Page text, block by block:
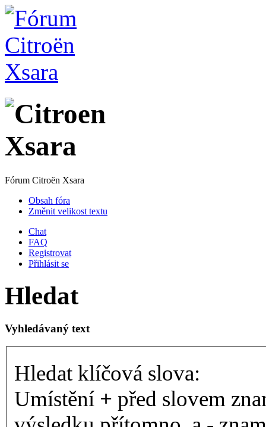
Fórum Citroën Xsara
Obsah fóra
Změnit velikost textu
Chat
FAQ
Registrovat
Přihlásit se
Hledat
Vyhledávaný text
Hledat klíčová slova:
Umístění + před slovem